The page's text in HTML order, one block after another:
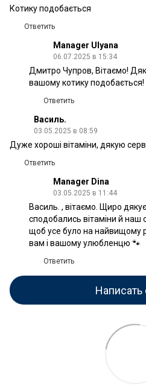
Котику подобається
Ответить
Manager Ulyana
06.07.2025 в 15:34
Дмитро Чупров, Вітаємо!
вашому котику подобається!
Ответить
Василь.
03.05.2025 в 08:59
Дуже хороші вітаміни, дякую
Ответить
Manager Dina
03.05.2025 в 11:44
Василь. , вітаємо. Щиро
сподобались вітаміни й наш
щоб усе було на найвищому
вам і вашому улюбленцю 🐾
Ответить
Написать